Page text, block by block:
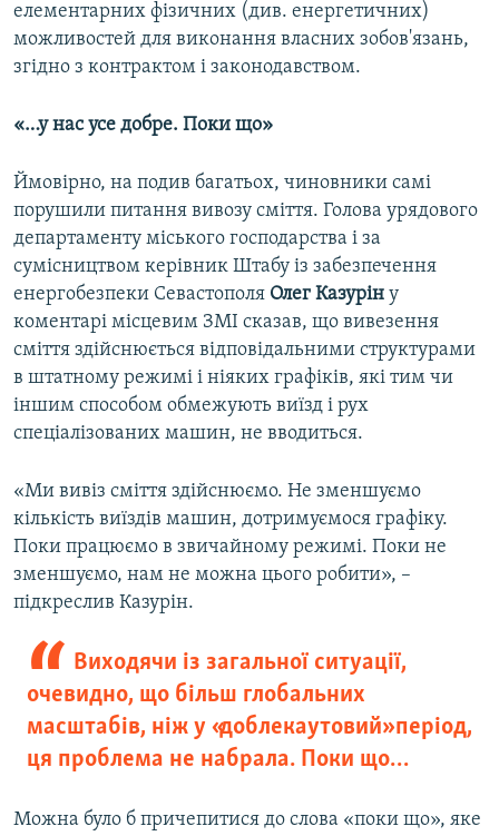
елементарних фізичних (див. енергетичних)
можливостей для виконання власних зобов'язань,
згідно з контрактом і законодавством.
«…у нас усе добре. Поки що»
Ймовірно, на подив багатьох, чиновники самі
порушили питання вивозу сміття. Голова урядового
департаменту міського господарства і за
сумісництвом керівник Штабу із забезпечення
енергобезпеки Севастополя Олег Казурін у
коментарі місцевим ЗМІ сказав, що вивезення
сміття здійснюється відповідальними структурами
в штатному режимі і ніяких графіків, які тим чи
іншим способом обмежують виїзд і рух
спеціалізованих машин, не вводиться.
«Ми вивіз сміття здійснюємо. Не зменшуємо
кількість виїздів машин, дотримуємося графіку.
Поки працюємо в звичайному режимі. Поки не
зменшуємо, нам не можна цього робити», –
підкреслив Казурін.
Виходячи із загальної ситуації,
очевидно, що більш глобальних
масштабів, ніж у «доблекаутовий» період,
ця проблема не набрала. Поки що…
Можна було б причепитися до слова «поки що», яке